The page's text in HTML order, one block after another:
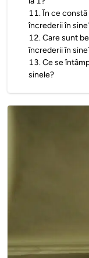
11.În ce
încrederii în
12.Care sunt
încrederii în
13.Ce se
sinele?